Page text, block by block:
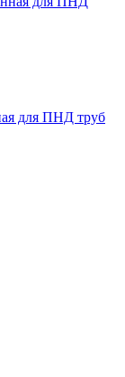
для ПНД труб